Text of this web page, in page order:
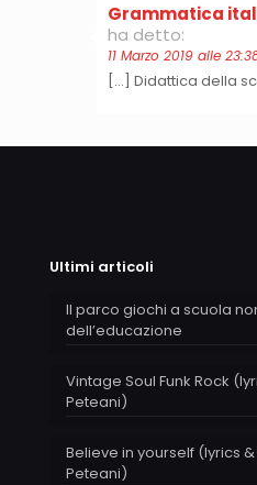
Grammatica
ha detto:
11 Marzo 2019 alle
[…] Didattica della
Ultimi articoli
Il parco giochi a scuola
dell’educazione
Vintage Soul Funk Rock
Peteani)
Believe in yourself (lyrics
Peteani)